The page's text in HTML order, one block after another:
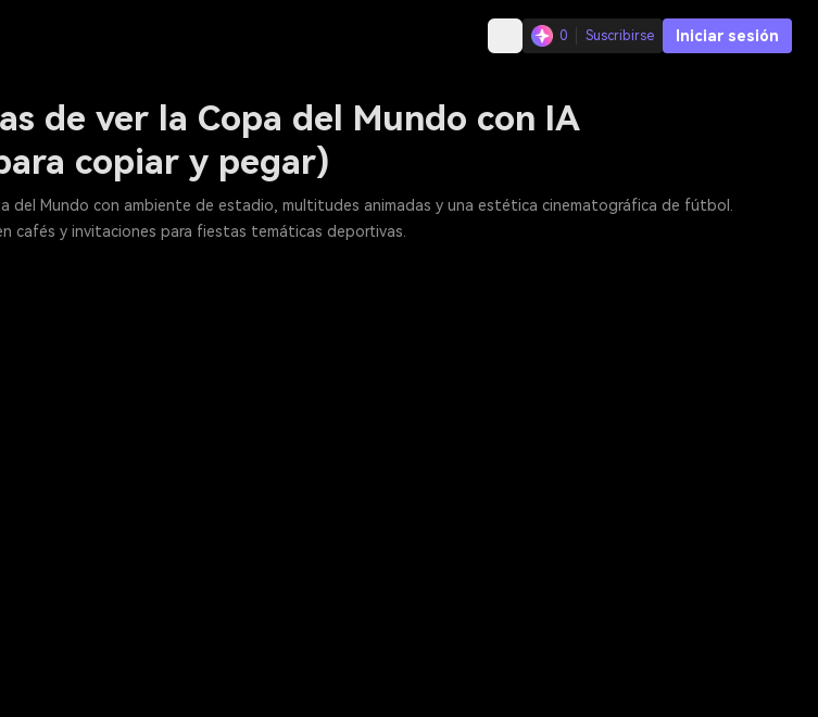
0 Suscribirse Iniciar sesión
de ver la Copa del Mundo con IA
copiar y pegar)
del Mundo con ambiente de estadio, multitudes animadas y una estética cinematográfica de fútbol.
cafés y invitaciones para fiestas temáticas deportivas.